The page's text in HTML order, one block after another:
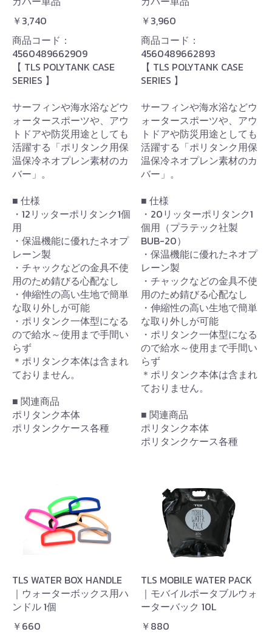
￥3,740
商品コード：
4560489662909
【 TLS POLYTANK CASE
SERIES 】
サーフィンや海水浴などウ
ォータースポーツや、アウ
トドアや防災用途としても
活躍する「ポリタンク用保
温保冷ネオプレン素材のカ
バー」。
■ 仕様
・12リッターポリタンク1個
用
・保温機能に優れたネオプ
レーン製
・チャックなどの金具不使
用のため錆びる心配なし
・伸縮性の高い生地で簡単
な取り外しが可能
・ポリタンク一体型になる
ので給水～使用まで手間い
らず
＊ポリタンク本体は含まれ
ておりません。
■ 関連商品
ポリタンク本体
ポリタンクケース各種
￥3,960
商品コード：
4560489662893
【 TLS POLYTANK CASE
SERIES 】
サーフィンや海水浴などウ
ォータースポーツや、アウ
トドアや防災用途としても
活躍する「ポリタンク用保
温保冷ネオプレン素材のカ
バー」。
■ 仕様
・20リッターポリタンク1
個用（プラテック社製
BUB-20）
・保温機能に優れたネオプ
レーン製
・チャックなどの金具不使
用のため錆びる心配なし
・伸縮性の高い生地で簡単
な取り外しが可能
・ポリタンク一体型になる
ので給水～使用まで手間い
らず
＊ポリタンク本体は含まれ
ておりません。
■ 関連商品
ポリタンク本体
ポリタンクケース各種
TLS WATER BOX HANDLE
｜ウォーターボックス用ハ
ンドル 1個
￥660
TLS MOBILE WATER PACK
｜モバイルポータブルウォ
ーターバック 10L
￥880